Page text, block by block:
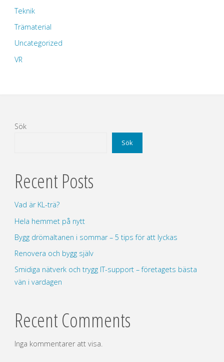
Teknik
Trämaterial
Uncategorized
VR
Sök
Sök
Recent Posts
Vad är KL-trä?
Hela hemmet på nytt
Bygg drömaltanen i sommar – 5 tips för att lyckas
Renovera och bygg själv
Smidiga nätverk och trygg IT-support – företagets bästa
vän i vardagen
Recent Comments
Inga kommentarer att visa.